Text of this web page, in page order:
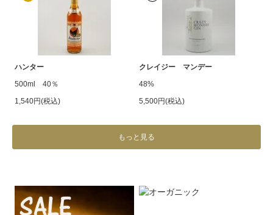
ハンター
500ml 40％
1,540円(税込)
クレイジー マンデー
48%
5,500円(税込)
もっと見る